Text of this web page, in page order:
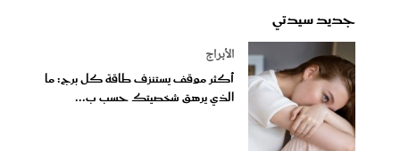
جديد سيدتي
الأبراج
أكثر موقف يستنزف طاقة كل برج: ما
الذي يرهق شخصيتك حسب ب...